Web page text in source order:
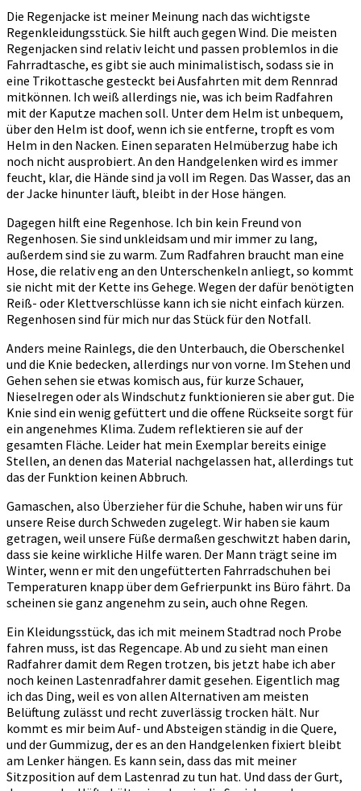
Die Regenjacke ist meiner Meinung nach das wichtigste
Regenkleidungsstück. Sie hilft auch gegen Wind. Die meisten
Regenjacken sind relativ leicht und passen problemlos in die
Fahrradtasche, es gibt sie auch minimalistisch, sodass sie in
eine Trikottasche gesteckt bei Ausfahrten mit dem Rennrad
mitkönnen. Ich weiß allerdings nie, was ich beim Radfahren
mit der Kaputze machen soll. Unter dem Helm ist unbequem,
über den Helm ist doof, wenn ich sie entferne, tropft es vom
Helm in den Nacken. Einen separaten Helmüberzug habe ich
noch nicht ausprobiert. An den Handgelenken wird es immer
feucht, klar, die Hände sind ja voll im Regen. Das Wasser, das an
der Jacke hinunter läuft, bleibt in der Hose hängen.
Dagegen hilft eine Regenhose. Ich bin kein Freund von
Regenhosen. Sie sind unkleidsam und mir immer zu lang,
außerdem sind sie zu warm. Zum Radfahren braucht man eine
Hose, die relativ eng an den Unterschenkeln anliegt, so kommt
sie nicht mit der Kette ins Gehege. Wegen der dafür benötigten
Reiß- oder Klettverschlüsse kann ich sie nicht einfach kürzen.
Regenhosen sind für mich nur das Stück für den Notfall.
Anders meine Rainlegs, die den Unterbauch, die Oberschenkel
und die Knie bedecken, allerdings nur von vorne. Im Stehen und
Gehen sehen sie etwas komisch aus, für kurze Schauer,
Nieselregen oder als Windschutz funktionieren sie aber gut. Die
Knie sind ein wenig gefüttert und die offene Rückseite sorgt für
ein angenehmes Klima. Zudem reflektieren sie auf der
gesamten Fläche. Leider hat mein Exemplar bereits einige
Stellen, an denen das Material nachgelassen hat, allerdings tut
das der Funktion keinen Abbruch.
Gamaschen, also Überzieher für die Schuhe, haben wir uns für
unsere Reise durch Schweden zugelegt. Wir haben sie kaum
getragen, weil unsere Füße dermaßen geschwitzt haben darin,
dass sie keine wirkliche Hilfe waren. Der Mann trägt seine im
Winter, wenn er mit den ungefütterten Fahrradschuhen bei
Temperaturen knapp über dem Gefrierpunkt ins Büro fährt. Da
scheinen sie ganz angenehm zu sein, auch ohne Regen.
Ein Kleidungsstück, das ich mit meinem Stadtrad noch Probe
fahren muss, ist das Regencape. Ab und zu sieht man einen
Radfahrer damit dem Regen trotzen, bis jetzt habe ich aber
noch keinen Lastenradfahrer damit gesehen. Eigentlich mag
ich das Ding, weil es von allen Alternativen am meisten
Belüftung zulässt und recht zuverlässig trocken hält. Nur
kommt es mir beim Auf- und Absteigen ständig in die Quere,
und der Gummizug, der es an den Handgelenken fixiert bleibt
am Lenker hängen. Es kann sein, dass das mit meiner
Sitzposition auf dem Lastenrad zu tun hat. Und dass der Gurt,